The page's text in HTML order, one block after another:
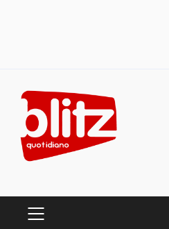
content
PRIMARY